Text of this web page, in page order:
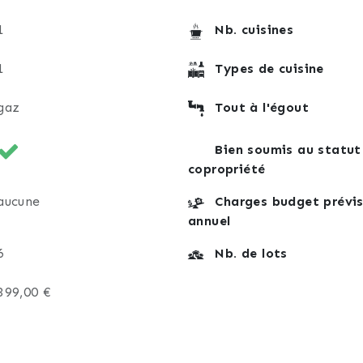
Nb. cuisines
Types de cuisine
Tout à l'égout
Bien soumis au
copropriété
Charges budget
annuel
Nb. de lots
€